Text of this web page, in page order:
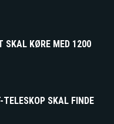
SKAL KØRE MED 1200
SKAL FINDE